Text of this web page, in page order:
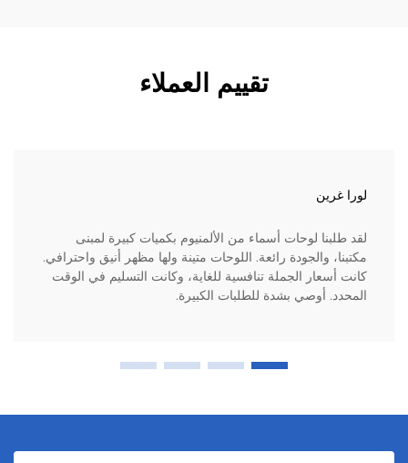
تقييم العملاء
لورا غرين
لقد طلبنا لوحات أسماء من الألمنيوم بكميات كبيرة لمبنى
مكتبنا، والجودة رائعة. اللوحات متينة ولها مظهر أنيق واحترافي.
كانت أسعار الجملة تنافسية للغاية، وكانت التسليم في الوقت
المحدد. أوصي بشدة للطلبات الكبيرة.